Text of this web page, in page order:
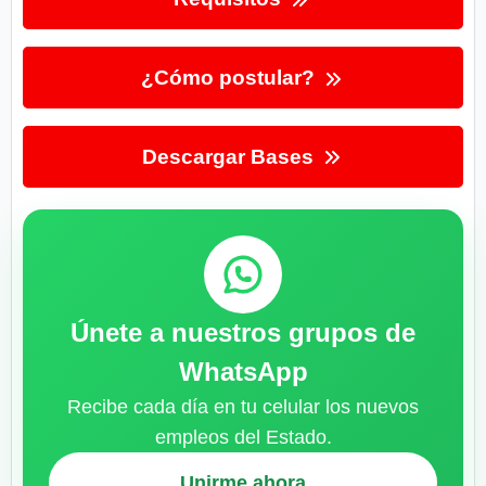
¿Cómo postular?
Descargar Bases
Únete a nuestros grupos de
WhatsApp
Recibe cada día en tu celular los nuevos
empleos del Estado.